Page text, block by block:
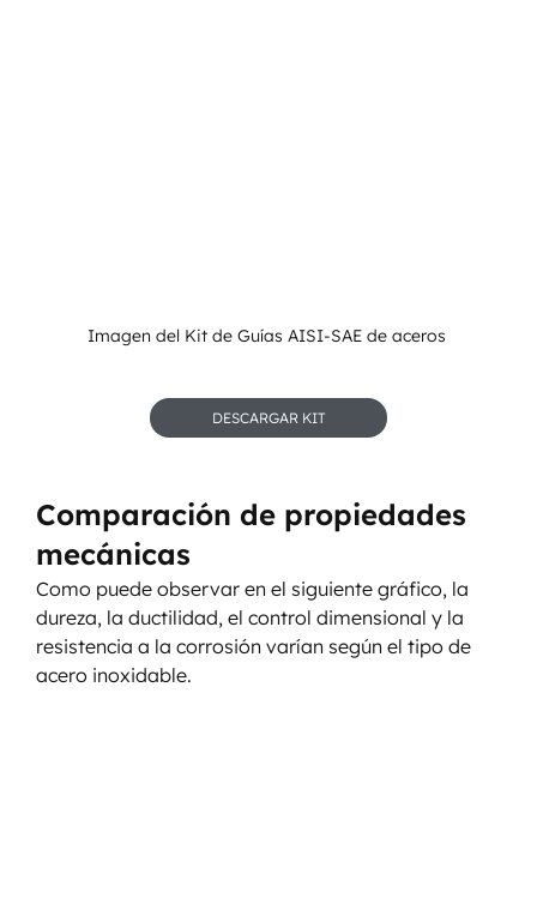
Imagen del Kit de Guías AISI-SAE de aceros
DESCARGAR KIT
Comparación de propiedades
mecánicas
Como puede observar en el siguiente gráfico, la
dureza, la ductilidad, el control dimensional y la
resistencia a la corrosión varían según el tipo de
acero inoxidable.